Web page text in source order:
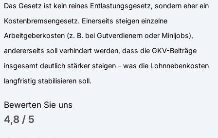
Das Gesetz ist kein reines Entlastungsgesetz, sondern eher ein
Kostenbremsengesetz. Einerseits steigen einzelne
Arbeitgeberkosten (z. B. bei Gutverdienern oder Minijobs),
andererseits soll verhindert werden, dass die GKV-Beiträge
insgesamt deutlich stärker steigen – was die Lohnnebenkosten
langfristig stabilisieren soll.
Bewerten Sie uns
4,8 / 5